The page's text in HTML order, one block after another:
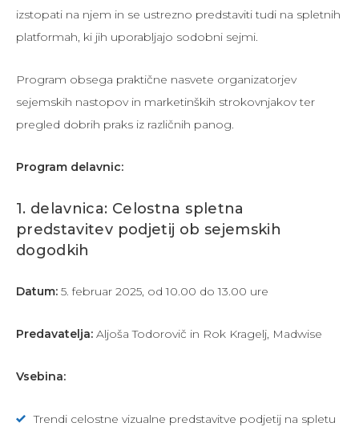
izstopati na njem in se ustrezno predstaviti tudi na spletnih
platformah, ki jih uporabljajo sodobni sejmi.
Program obsega praktične nasvete organizatorjev
sejemskih nastopov in marketinških strokovnjakov ter
pregled dobrih praks iz različnih panog.
Program delavnic:
1. delavnica: Celostna spletna
predstavitev podjetij ob sejemskih
dogodkih
Datum:5. februar 2025, od 10.00 do 13.00 ure
Predavatelja:Aljoša Todorovič in Rok Kragelj, Madwise
Vsebina:
Trendi celostne vizualne predstavitve podjetij na spletu